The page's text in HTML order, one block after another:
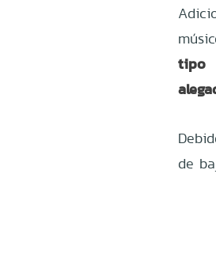
tipo
de